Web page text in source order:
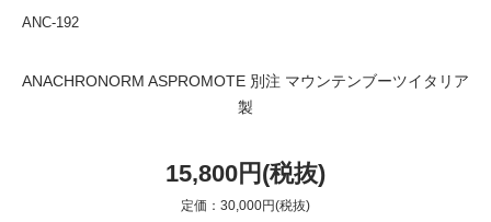
ANC-192
ANACHRONORM ASPROMOTE 別注 マウンテンブーツイタリア
製
15,800円(税抜)
定価：30,000円(税抜)